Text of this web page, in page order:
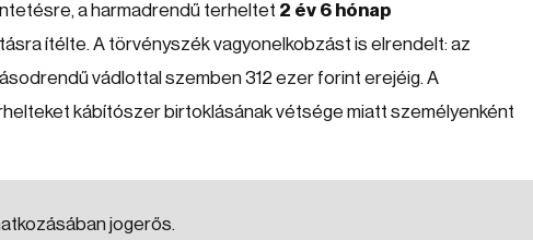
a harmadrendű terheltet 2 év 6 hónap
ítélte. A törvényszék vagyonelkobzást is elrendelt: az
vádlottal szemben 312 ezer forint erejéig. A
kábítószer birtoklásának vétsége miatt személyenként
jogerős.